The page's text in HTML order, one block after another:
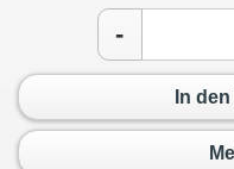
-
In